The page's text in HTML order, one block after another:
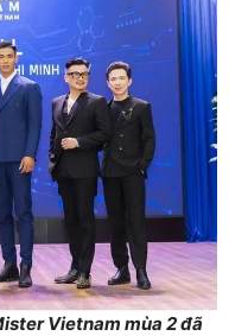
Vietnam mùa 2 đã